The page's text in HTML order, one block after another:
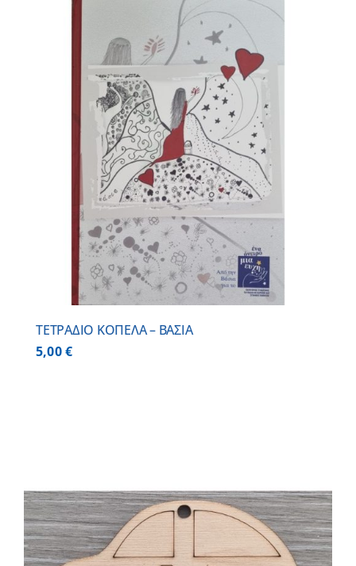
ΤΕΤΡΑΔΙΟ ΚΟΠΕΛΑ – ΒΑΣΙΑ
5,00€